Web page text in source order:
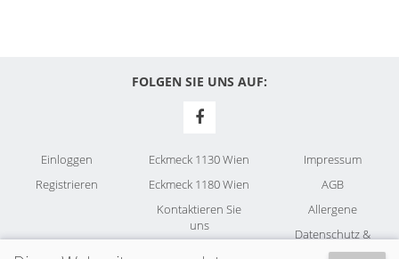
FOLGEN SIE UNS AUF:
Einloggen
Registrieren
Eckmeck 1130 Wien
Eckmeck 1180 Wien
Kontaktieren Sie
uns
Impressum
AGB
Allergene
Datenschutz &
Cookies